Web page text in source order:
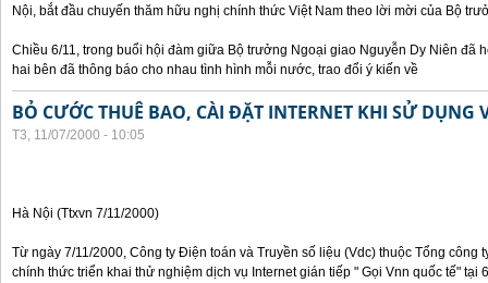
Nội, bắt đầu chuyến thăm hữu nghị chính thức Việt Nam theo lời mời của Bộ
Chiều 6/11, trong buổi hội đàm giữa Bộ trưởng Ngoại giao Nguyễn Dy Niên đã
hai bên đã thông báo cho nhau tình hình mỗi nước, trao đổi ý kiến về
BỎ CƯỚC THUÊ BAO, CÀI ĐẶT INTERNET KHI SỬ DỤNG
T3, 11/07/2000 - 10:05
Hà Nội (Ttxvn 7/11/2000)
Từ ngày 7/11/2000, Công ty Điện toán và Truyền số liệu (Vdc) thuộc Tổng công
chính thức triển khai thử nghiệm dịch vụ Internet gián tiếp " Gọi Vnn quốc tế" tại